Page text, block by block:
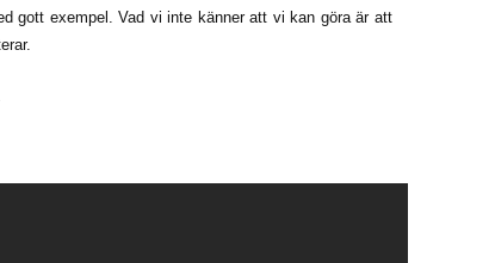
gott exempel. Vad vi inte känner att vi kan göra är att